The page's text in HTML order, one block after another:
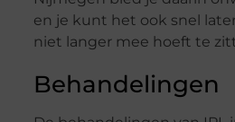
en je kunt het ook snel
niet langer mee hoeft te
Behandelingen